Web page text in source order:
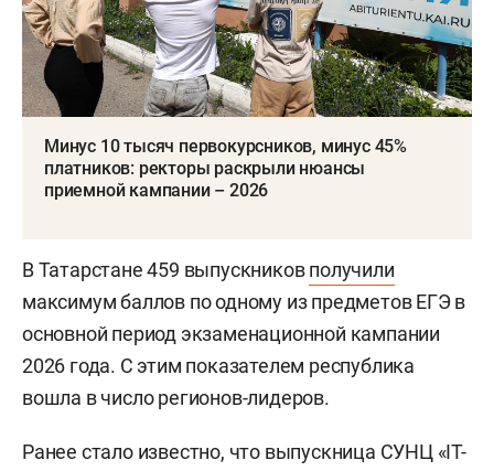
Минус 10 тысяч первокурсников, минус 45%
платников: ректоры раскрыли нюансы
приемной кампании – 2026
В Татарстане 459 выпускниковполучили
максимум баллов по одному из предметов ЕГЭ в
основной период экзаменационной кампании
2026 года. С этим показателем республика
вошла в число регионов-лидеров.
Ранее стало известно, что выпускница СУНЦ «IT-